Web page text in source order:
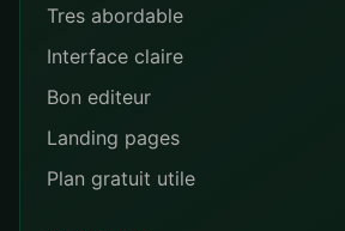
Tres abordable
Interface claire
Bon editeur
Landing pages
Plan gratuit utile